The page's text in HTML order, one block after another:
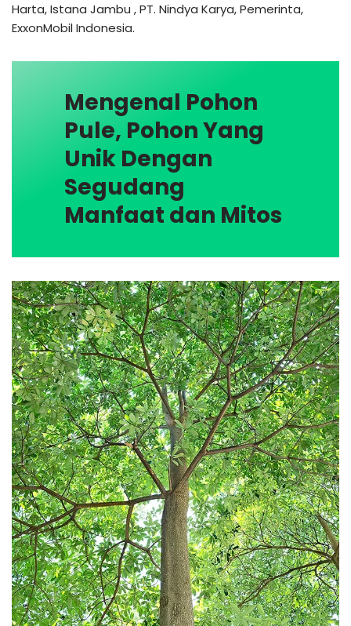
Harta, Istana Jambu , PT. Nindya Karya, Pemerinta,
ExxonMobil Indonesia.
Mengenal Pohon
Pule, Pohon Yang
Unik Dengan
Segudang
Manfaat dan Mitos